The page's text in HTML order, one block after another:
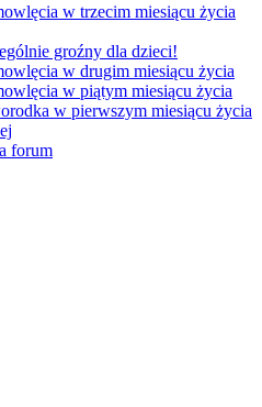
w trzecim miesiącu życia
groźny dla dzieci!
w drugim miesiącu życia
w piątym miesiącu życia
w pierwszym miesiącu życia
forum